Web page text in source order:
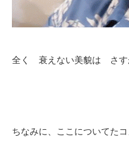
全く 衰えない美貌は さす
ちなみに、ここについてた